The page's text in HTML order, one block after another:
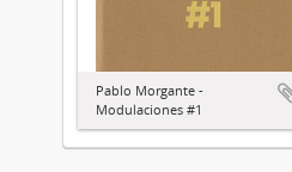
Pablo Morgante -
Modulaciones #1